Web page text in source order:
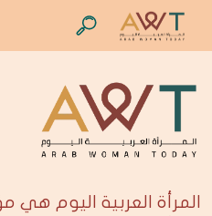
المرأة العربية اليوم